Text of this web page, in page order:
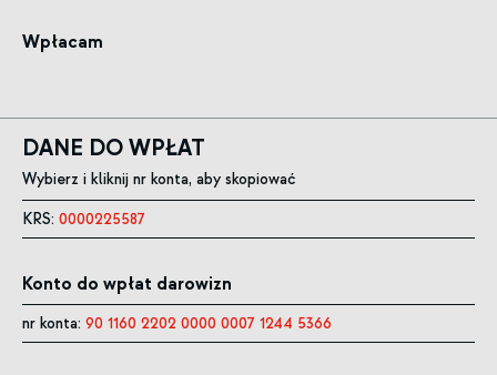
Wpłacam
DANE DO WPŁAT
Wybierz i kliknij nr konta, aby skopiować
KRS: 0000225587
Konto do wpłat darowizn
nr konta: 90 1160 2202 0000 0007 1244 5366